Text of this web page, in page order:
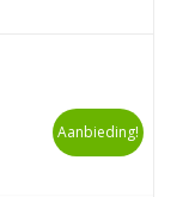
Aanbieding!